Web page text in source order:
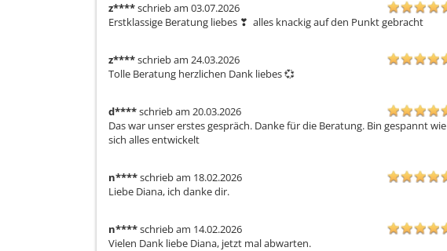
z****schrieb am 03.07.2026
Erstklassige Beratung liebes ❣ ️ alles knackig auf den Punkt gebracht
z****schrieb am 24.03.2026
Tolle Beratung herzlichen Dank liebes 💞
d****schrieb am 20.03.2026
Das war unser erstes gespräch. Danke für die Beratung. Bin gespannt wie
sich alles entwickelt
n****schrieb am 18.02.2026
Liebe Diana, ich danke dir.
n****schrieb am 14.02.2026
Vielen Dank liebe Diana, jetzt mal abwarten.